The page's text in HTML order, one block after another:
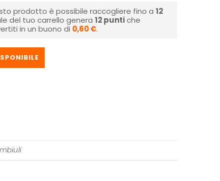
prodotto è possibile raccogliere fino a 12
del tuo carrello genera 12puntiche
in un buono di 0,60 €.